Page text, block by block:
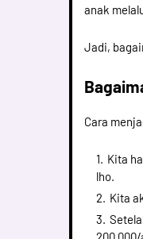
anak
Jadi,
Cara
Kita
lho.
Kita